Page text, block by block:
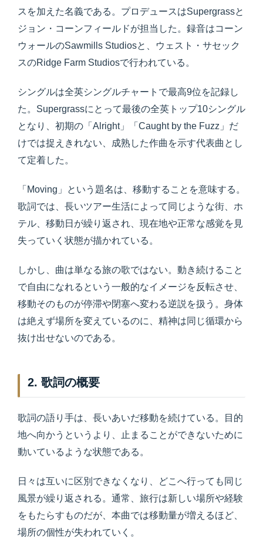
スを加えた名義である。プロデュースはSupergrassと
ジョン・コーンフィールドが担当した。録音はコーン
ウォールのSawmills Studiosと、ウェスト・サセック
スのRidge Farm Studiosで行われている。
シングルは全英シングルチャートで最高9位を記録し
た。Supergrassにとって最後の全英トップ10シングル
となり、初期の「Alright」「Caught by the Fuzz」だ
けでは捉えきれない、成熟した作曲を示す代表曲とし
て定着した。
「Moving」という題名は、移動することを意味する。
歌詞では、長いツアー生活によって同じような街、ホ
テル、移動日が繰り返され、現在地や正常な感覚を見
失っていく状態が描かれている。
しかし、曲は単なる旅の歌ではない。動き続けること
で自由になれるという一般的なイメージを反転させ、
移動そのものが停滞や閉塞へ変わる逆説を扱う。身体
は絶えず場所を変えているのに、精神は同じ循環から
抜け出せないのである。
2. 歌詞の概要
歌詞の語り手は、長いあいだ移動を続けている。目的
地へ向かうというより、止まることができないために
動いているような状態である。
日々は互いに区別できなくなり、どこへ行っても同じ
風景が繰り返される。通常、旅行は新しい場所や経験
をもたらすものだが、本曲では移動量が増えるほど、
場所の個性が失われていく。